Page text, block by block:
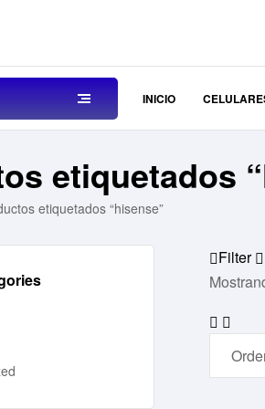
INICIO
etiquetados
etiquetados “hisense”
Filter